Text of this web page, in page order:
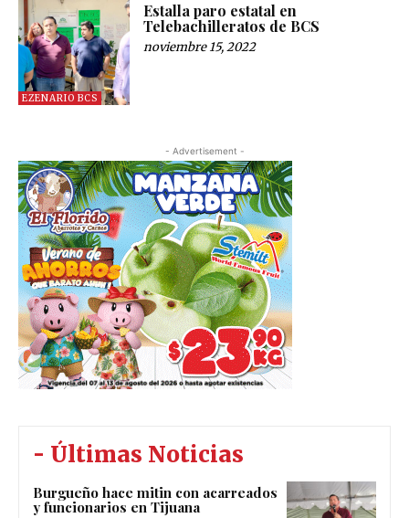
EZENARIO BCS
Estalla paro estatal en
Telebachilleratos de BCS
noviembre 15, 2022
- Advertisement -
- Últimas Noticias
Burgueño hace mitin con acarreados
y funcionarios en Tijuana